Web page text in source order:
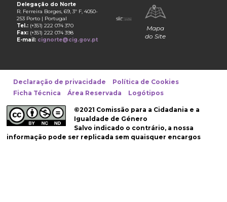
Delegação do Norte
R. Ferreira Borges, 69, 3º F, 4050-
253 Porto | Portugal
Tel.: (+351) 222 074 370
Fax: (+351) 222 074 398
E-mail: cignorte@cig.gov.pt
Mapa
do Site
Declaração de privacidade
Política de Cookies
Ficha Técnica
Área Reservada Logótipos
©2021 Comissão para a Cidadania e a
Igualdade de Género
Salvo indicado o contrário, a nossa
informação pode ser replicada sem quaisquer encargos